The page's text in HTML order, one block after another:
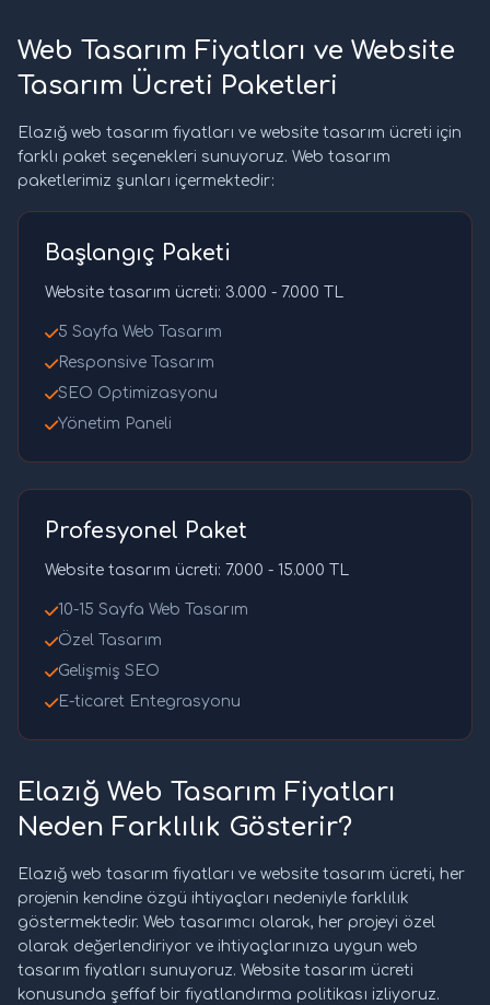
Web Tasarım Fiyatları ve Website
Tasarım Ücreti Paketleri
Elazığ web tasarım fiyatları ve website tasarım ücreti için
farklı paket seçenekleri sunuyoruz. Web tasarım
paketlerimiz şunları içermektedir:
Başlangıç Paketi
Website tasarım ücreti: 3.000 - 7.000 TL
5 Sayfa Web Tasarım
Responsive Tasarım
SEO Optimizasyonu
Yönetim Paneli
Profesyonel Paket
Website tasarım ücreti: 7.000 - 15.000 TL
10-15 Sayfa Web Tasarım
Özel Tasarım
Gelişmiş SEO
E-ticaret Entegrasyonu
Elazığ Web Tasarım Fiyatları
Neden Farklılık Gösterir?
Elazığ web tasarım fiyatları ve website tasarım ücreti, her
projenin kendine özgü ihtiyaçları nedeniyle farklılık
göstermektedir. Web tasarımcı olarak, her projeyi özel
olarak değerlendiriyor ve ihtiyaçlarınıza uygun web
tasarım fiyatları sunuyoruz. Website tasarım ücreti
konusunda şeffaf bir fiyatlandırma politikası izliyoruz.